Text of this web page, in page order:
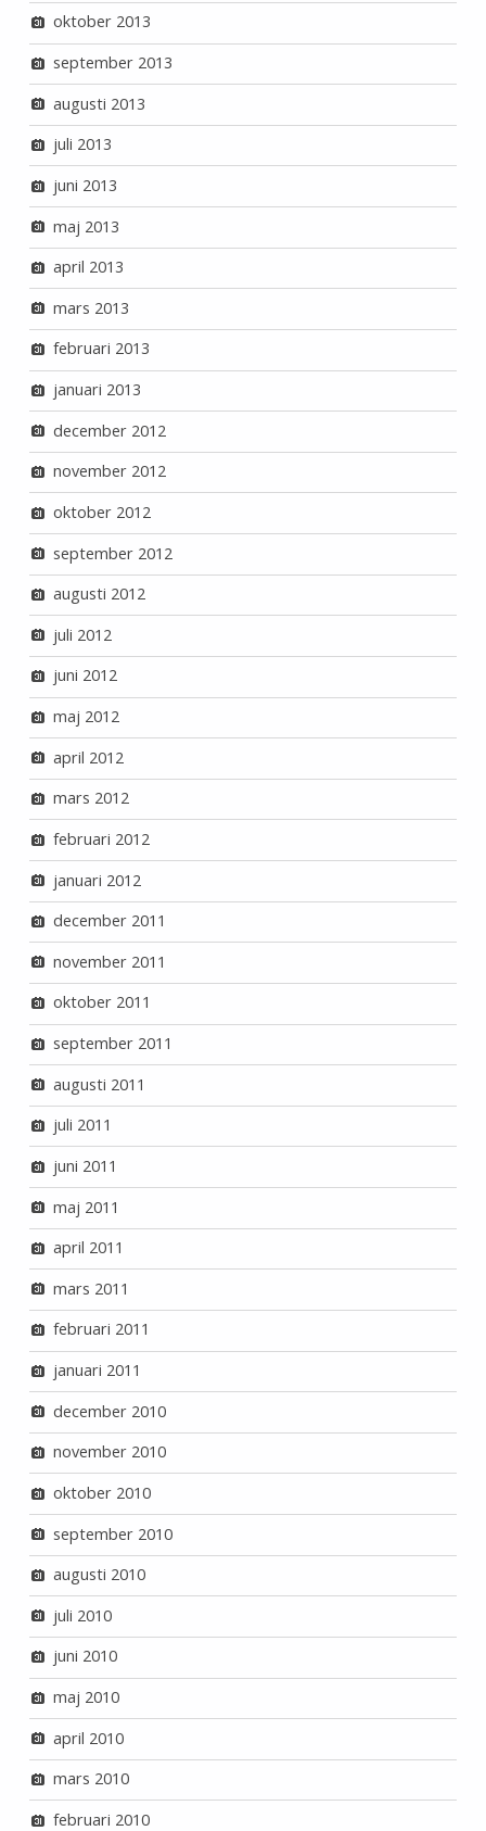
oktober 2013
september 2013
augusti 2013
juli 2013
juni 2013
maj 2013
april 2013
mars 2013
februari 2013
januari 2013
december 2012
november 2012
oktober 2012
september 2012
augusti 2012
juli 2012
juni 2012
maj 2012
april 2012
mars 2012
februari 2012
januari 2012
december 2011
november 2011
oktober 2011
september 2011
augusti 2011
juli 2011
juni 2011
maj 2011
april 2011
mars 2011
februari 2011
januari 2011
december 2010
november 2010
oktober 2010
september 2010
augusti 2010
juli 2010
juni 2010
maj 2010
april 2010
mars 2010
februari 2010